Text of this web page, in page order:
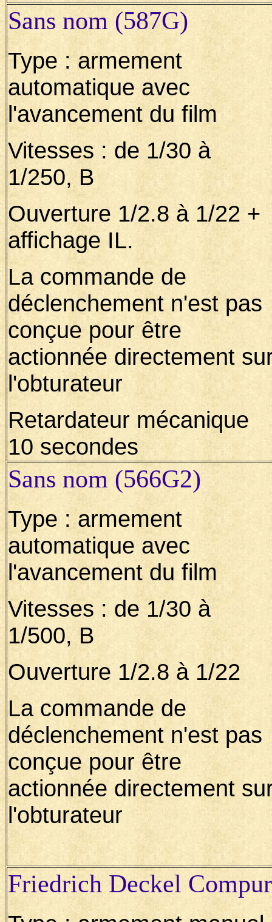
Sans nom (587G)
Type : armement
automatique avec
l'avancement du film
Vitesses : de 1/30 à
1/250, B
Ouverture 1/2.8 à 1/22 +
affichage IL.
La commande de
déclenchement n'est pas
conçue pour être
actionnée directement
l'obturateur
Retardateur mécanique
10 secondes
Sans nom (566G2)
Type : armement
automatique avec
l'avancement du film
Vitesses : de 1/30 à
1/500, B
Ouverture 1/2.8 à 1/22
La commande de
déclenchement n'est pas
conçue pour être
actionnée directement
l'obturateur
Friedrich Deckel Compur